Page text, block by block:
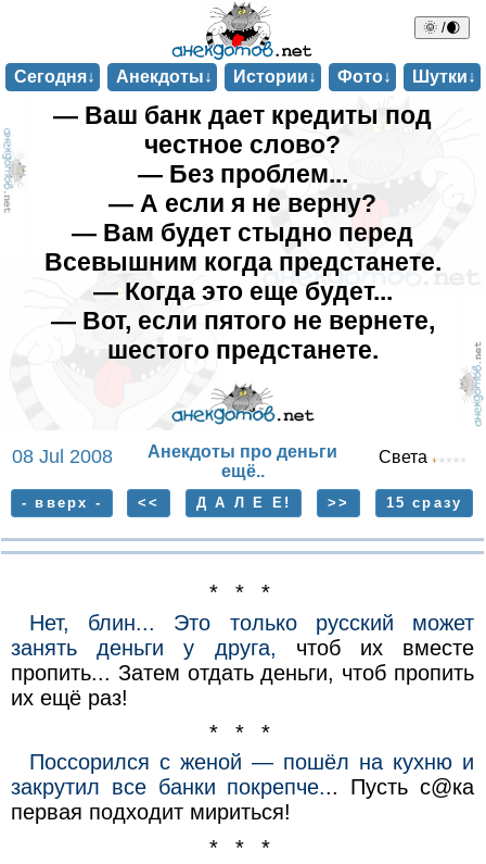
🌞 /🌒
Сегодня↓ Анекдоты↓ Истории↓ Фото↓ Шутки↓
— Ваш банк дает кредиты под
честное слово?
— Без проблем...
— А если я не верну?
— Вам будет стыдно перед
Всевышним когда предстанете.
— Когда это еще будет...
— Вот, если пятого не вернете,
шестого предстанете.
08 Jul 2008
Анекдоты про деньги
ещё..
Света
- вверх - << Д А Л Е Е! >> 15 сразу
* * *
Нет, блин... Это только русский может
занять деньги у друга, чтоб их вместе
пропить... Затем отдать деньги, чтоб пропить
их ещё раз!
* * *
Поссорился с женой — пошёл на кухню и
закрутил все банки покрепче... Пусть с@ка
первая подходит мириться!
* * *